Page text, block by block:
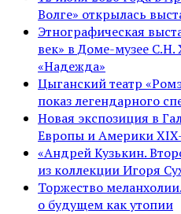
Волге» открылась
Этнографическая
век» в Доме-музее С.Н.
«Надежда»
Цыганский театр
показ легендарного
Новая экспозиция в
Европы и Америки
«Андрей Кузькин.
из коллекции Игоря
Торжество
о будущем как утопии